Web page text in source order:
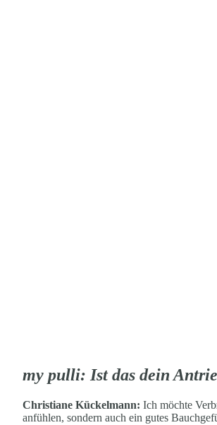
my pulli: Ist das dein
Christiane Kückelmann: Ich möchte
anfühlen, sondern auch ein gutes